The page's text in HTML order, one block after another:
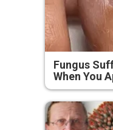
Fungus
When You